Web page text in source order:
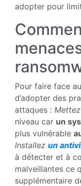
adopter pour
Pour faire face
d’adopter des
attaques :
niveau car un
plus vulnérable
Installez un
à détecter et à
malveillantes ce
supplémentaire